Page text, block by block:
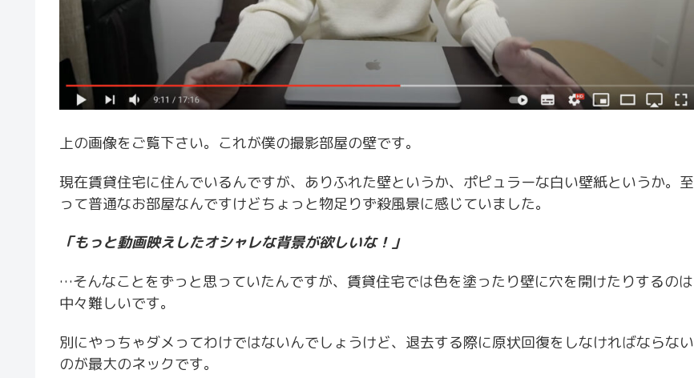
上の画像をご覧下さい。これが僕の撮影部屋の壁です。
現在賃貸住宅に住んでいるんですが、ありふれた壁というか、ポピュラーな白い壁紙というか。至
って普通なお部屋なんですけどちょっと物足りず殺風景に感じていました。
「もっと動画映えしたオシャレな背景が欲しいな！」
…そんなことをずっと思っていたんですが、賃貸住宅では色を塗ったり壁に穴を開けたりするのは
中々難しいです。
別にやっちゃダメってわけではないんでしょうけど、退去する際に原状回復をしなければならない
のが最大のネックです。